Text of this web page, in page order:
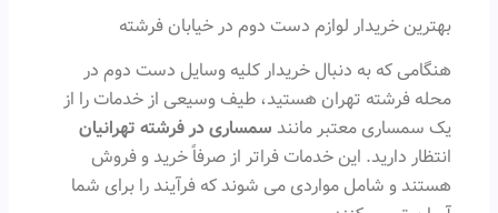
بهترین خریدار لوازم دست دوم در خیابان فرشته
هنگامی که به دنبال خریدار کلیه وسایل دست دوم در
محله فرشته تهران هستید، طیف وسیعی از خدمات را از
یک سمساری معتبر مانند سمساری در فرشته تهرانیان
انتظار دارید. این خدمات فراتر از صرفاً خرید و فروش
هستند و شامل مواردی می شوند که فرآیند را برای شما